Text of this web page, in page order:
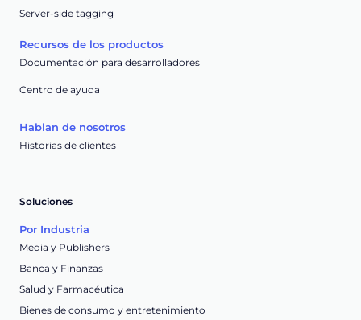
Server-side tagging
Recursos de los productos
Documentación para desarrolladores
Centro de ayuda
Hablan de nosotros
Historias de clientes
Soluciones
Por Industria
Media y Publishers
Banca y Finanzas
Salud y Farmacéutica
Bienes de consumo y entretenimiento